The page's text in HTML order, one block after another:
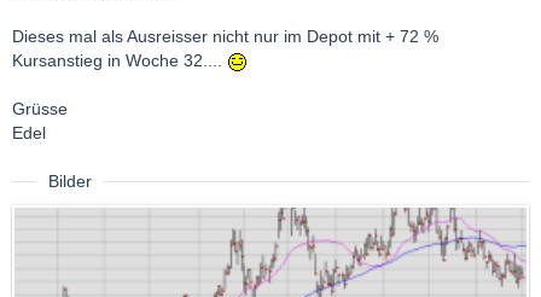
Dieses mal als Ausreisser nicht nur im Depot mit + 72 %
Kursanstieg in Woche 32....
Grüsse
Edel
Bilder